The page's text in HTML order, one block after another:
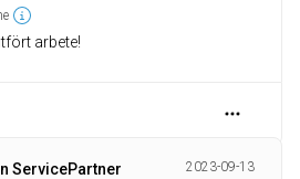
arbete!
ServicePartner 2023-09-13